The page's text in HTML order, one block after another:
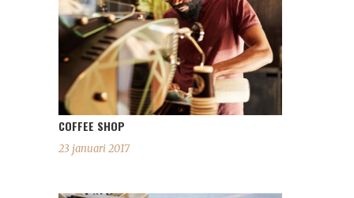
COFFEE SHOP
23 januari 2017